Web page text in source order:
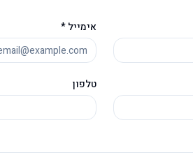
אימייל *
טלפון